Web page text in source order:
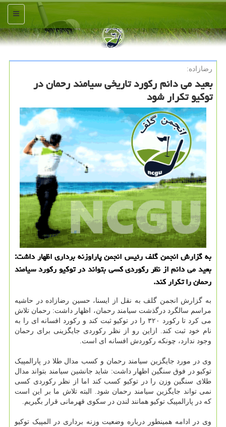
منو
رضازاده:
بعید می دانم ركورد تاریخی سیامند رحمان در
توكیو تكرار شود
به گزارش انجمن گلف رئیس انجمن پاراوزنه برداری اظهار داشت:
بعید می دانم از نظر رکوردی کسی بتواند در توکیو رکورد سیامند
رحمان را تکرار کند.
به گزارش انجمن گلف به نقل از ایسنا، حسین رضازاده در حاشیه
مراسم سالگرد درگذشت سیامند رحمان، اظهار داشت: رحمان تلاش
می کرد تا رکورد ۳۲۰ را در توکیو ثبت کند و رکورد افسانه ای را به
نام خود ثبت کند. ازاین رو از نظر رکوردی جایگزینی برای رحمان
وجود ندارد، چونکه رکوردش افسانه ای است.
وی در مورد جایگزین سیامند رحمان و کسب مدال طلا در پارالمپیک
توکیو در فوق سنگین اظهار داشت: شاید جانشین سیامند بتواند مدال
طلای سنگین وزن را در توکیو کسب کند اما از نظر رکوردی کسی
نمی تواند جایگزین سیامند رحمان شود. البته تلاش ما بر این است
که در پارالمپیک توکیو همانند لندن در سکوی قهرمانی قرار بگیریم.
وی در ادامه همینطور درباره وضعیت وزنه برداری در المپیک توکیو